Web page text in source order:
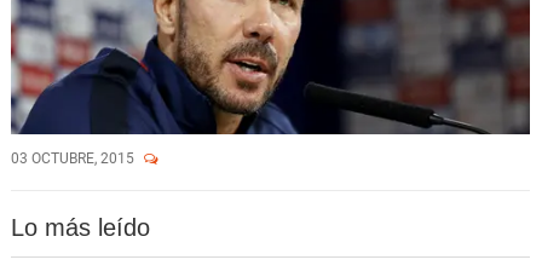
03 OCTUBRE, 2015
Lo más leído